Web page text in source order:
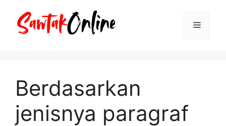
Menu
Berdasarkan
jenisnya paragraf